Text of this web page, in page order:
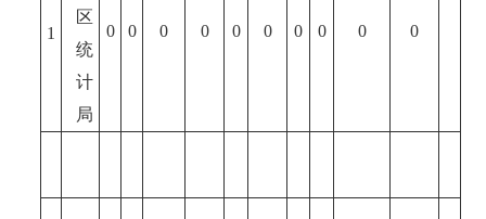
1
区
统
计
局
0 0 0 0 0 0 0 0 0 0